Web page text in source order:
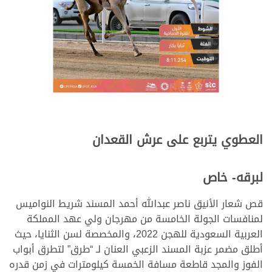
العطوي يتربع على عرش القعدان
لبرقه- خاص
قص شعار الأنيق ناصر عبدالله أحمد المسند شريط النواميس
لمنافسات الجولة الخامسة من مهرجان ولي عهد المملكة
العربية السعودية للهجن 2022، والمخصصة لسن الثنايا، حيث
أطلق مضمر عزبة المسند الزعبي العنان لـ “طرق” لتطرق أبواب
الفوز والمجد قاطعة مسافة الخمسة كيلومترات في زمن قدره